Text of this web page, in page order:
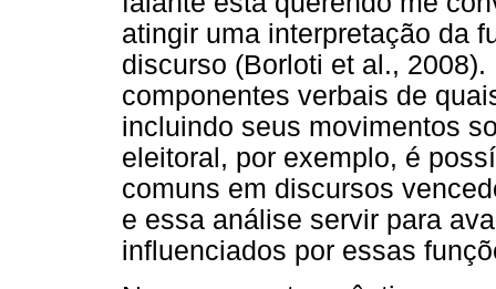
atingir uma interpretação da
discurso (Borloti et al.,
componentes verbais de
incluindo seus movimentos
eleitoral, por exemplo, é
comuns em discursos
e essa análise servir para
influenciados por essas